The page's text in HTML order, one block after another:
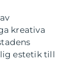
kreativa
estetik till